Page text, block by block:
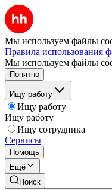
Мы используем файлы
Правила использования
Мы используем файлы
Понятно
Ищу работу
Ищу работу
Ищу работу
Ищу сотрудника
Сервисы
Помощь
Ещё
Поиск